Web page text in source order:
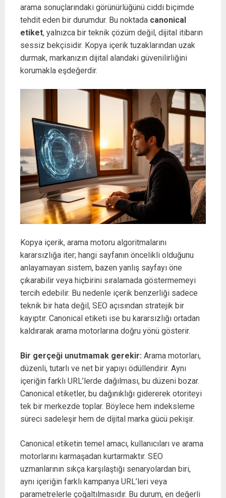
arama sonuçlarındaki görünürlüğünü ciddi biçimde
tehdit eden bir durumdur. Bu noktada canonical
etiket, yalnızca bir teknik çözüm değil, dijital itibarın
sessiz bekçisidir. Kopya içerik tuzaklarından uzak
durmak, markanızın dijital alandaki güvenilirliğini
korumakla eşdeğerdir.
Kopya içerik, arama motoru algoritmalarını
kararsızlığa iter; hangi sayfanın öncelikli olduğunu
anlayamayan sistem, bazen yanlış sayfayı öne
çıkarabilir veya hiçbirini sıralamada göstermemeyi
tercih edebilir. Bu nedenle içerik benzerliği sadece
teknik bir hata değil, SEO açısından stratejik bir
kayıptır. Canonical etiketi ise bu kararsızlığı ortadan
kaldırarak arama motorlarına doğru yönü gösterir.
Bir gerçeği unutmamak gerekir: Arama motorları,
düzenli, tutarlı ve net bir yapıyı ödüllendirir. Aynı
içeriğin farklı URL’lerde dağılması, bu düzeni bozar.
Canonical etiketler, bu dağınıklığı gidererek otoriteyi
tek bir merkezde toplar. Böylece hem indeksleme
süreci sadeleşir hem de dijital marka gücü pekişir.
Canonical etiketin temel amacı, kullanıcıları ve arama
motorlarını karmaşadan kurtarmaktır. SEO
uzmanlarının sıkça karşılaştığı senaryolardan biri,
aynı içeriğin farklı kampanya URL’leri veya
parametrelerle çoğaltılmasıdır. Bu durum, en değerli